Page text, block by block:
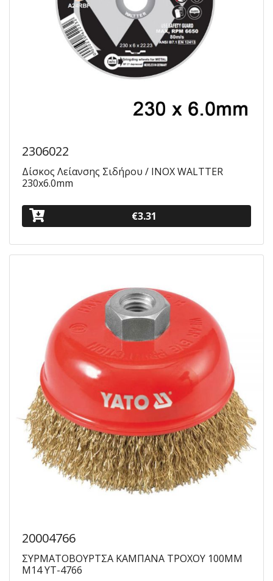
2306022
Δίσκος Λείανσης Σιδήρου / INOX WALTTER
230x6.0mm
€3.31
20004766
ΣΥΡΜΑΤΟΒΟΥΡΤΣΑ ΚΑΜΠΑΝΑ ΤΡΟΧΟΥ 100ΜΜ
Μ14 YT-4766